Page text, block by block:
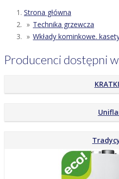
Strona główna
Technika grzewcza
Wkłady kominkowe.
Producenci dostępni